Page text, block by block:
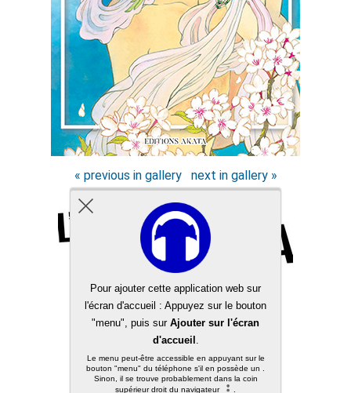
« previous in gallery next in gallery »